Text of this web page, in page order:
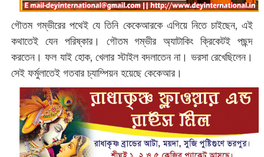
গৌতম গম্ভীরের পথেই যে তিনি কেকেআরকে এগিয়ে নিতে চাইছেন, এই
কথাতেই যেন পরিষ্কার। গৌতম গম্ভীর অ্যাটাকিং ক্রিকেটই পছন্দ
করতেন। ফল যাই হোক, খেলার স্টাইল বদলাতেন না। ভরসা রেখেছিলেন।
সেই ফর্মুলাতেই গতবার চ্যাম্পিয়ন হয়েছে কেকেআর।